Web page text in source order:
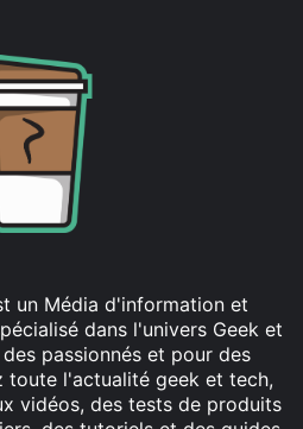
un Média d'information et
dans l'univers Geek et
passionnés et pour des
toute l'actualité geek et tech,
vidéos, des tests de produits